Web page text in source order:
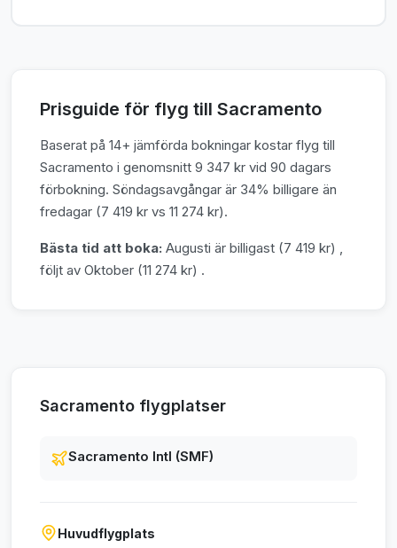
Prisguide för flyg till Sacramento
Baserat på 14+ jämförda bokningar kostar flyg till
Sacramento i genomsnitt 9 347 kr vid 90 dagars
förbokning. Söndagsavgångar är 34% billigare än
fredagar (7 419 kr vs 11 274 kr).
Bästa tid att boka: Augusti är billigast (7 419 kr) ,
följt av Oktober (11 274 kr) .
Sacramento flygplatser
Sacramento Intl (SMF)
Huvudflygplats